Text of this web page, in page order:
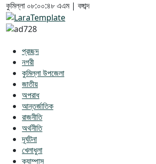
কুমিল্লা ০৮:০০:৪৯ এএম| বঙ্গাব্দ
প্রচ্ছদ
নগরী
কুমিল্লা উপজেলা
জাতীয়
অপরাধ
আন্তর্জাতিক
রাজনীতি
অর্থনীতি
দূর্ঘটনা
খেলাধুলা
ক্যাম্পাস